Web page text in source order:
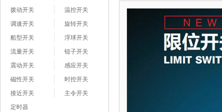
拨动开关
温控开关
调速开关
旋转开关
船型开关
浮球开关
流量开关
钮子开关
震动开关
感应开关
磁性开关
时控开关
接近开关
主令开关
定时器